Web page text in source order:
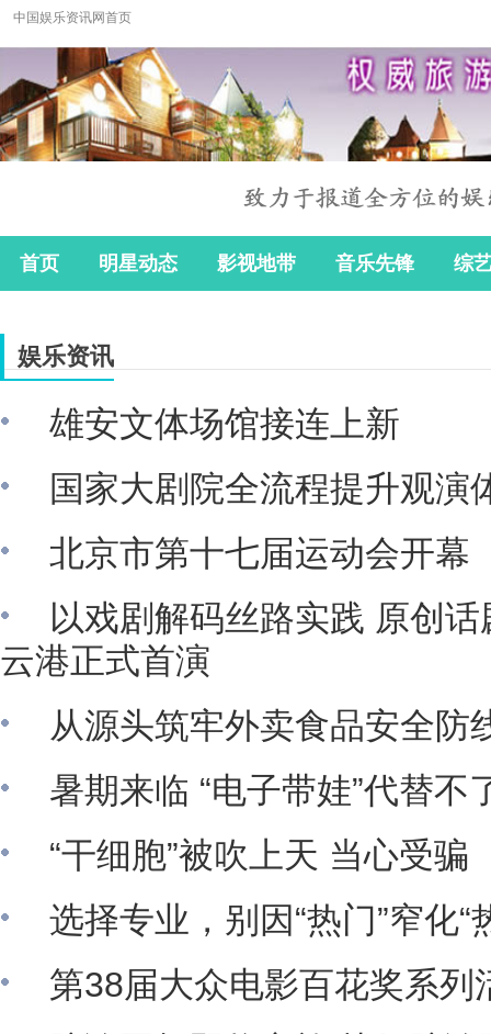
中国娱乐资讯网首页
首页 明星动态 影视地带 音乐先锋 综
娱乐资讯
雄安文体场馆接连上新
国家大剧院全流程提升观演
北京市第十七届运动会开幕
以戏剧解码丝路实践 原创
云港正式首演
从源头筑牢外卖食品安全防
暑期来临 “电子带娃”代替不
“干细胞”被吹上天 当心受骗
选择专业，别因“热门”窄化“
第38届大众电影百花奖系列